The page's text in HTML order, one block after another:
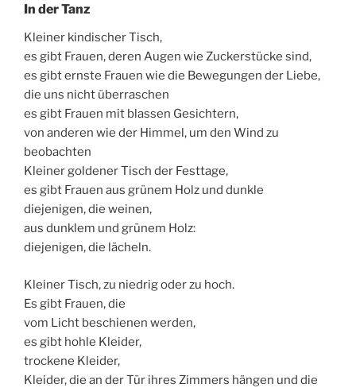
In der Tanz
Kleiner kindischer Tisch,
es gibt Frauen, deren Augen wie Zuckerstücke sind,
es gibt ernste Frauen wie die Bewegungen der Liebe,
die uns nicht überraschen
es gibt Frauen mit blassen Gesichtern,
von anderen wie der Himmel, um den Wind zu
beobachten
Kleiner goldener Tisch der Festtage,
es gibt Frauen aus grünem Holz und dunkle
diejenigen, die weinen,
aus dunklem und grünem Holz:
diejenigen, die lächeln.
Kleiner Tisch, zu niedrig oder zu hoch.
Es gibt Frauen, die
vom Licht beschienen werden,
es gibt hohle Kleider,
trockene Kleider,
Kleider, die an der Tür ihres Zimmers hängen und die